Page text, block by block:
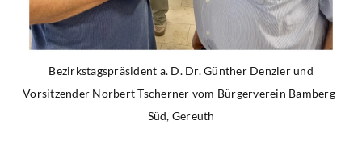
Bezirkstagspräsident a. D. Dr. Günther Denzler und
Vorsitzender Norbert Tscherner vom Bürgerverein Bamberg-
Süd, Gereuth